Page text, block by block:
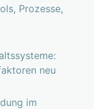
Prozesse,
neu
im